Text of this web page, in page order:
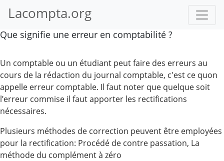
Lacompta.org
Que signifie une erreur en comptabilité ?
Un comptable ou un étudiant peut faire des erreurs au
cours de la rédaction du journal comptable, c'est ce quon
appelle erreur comptable. Il faut noter que quelque soit
l’erreur commise il faut apporter les rectifications
nécessaires.
Plusieurs méthodes de correction peuvent être employées
pour la rectification: Procédé de contre passation, La
méthode du complément à zéro